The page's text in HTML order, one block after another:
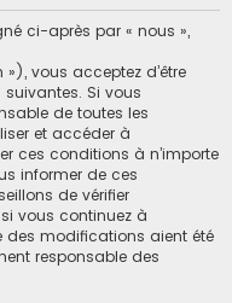
ci-après par « nous »,
vous acceptez d’être
Si vous
de toutes les
et accéder à
ces conditions à n’importe
informer de ces
de vérifier
vous continuez à
des modifications aient été
responsable des